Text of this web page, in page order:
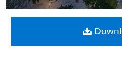
Digital